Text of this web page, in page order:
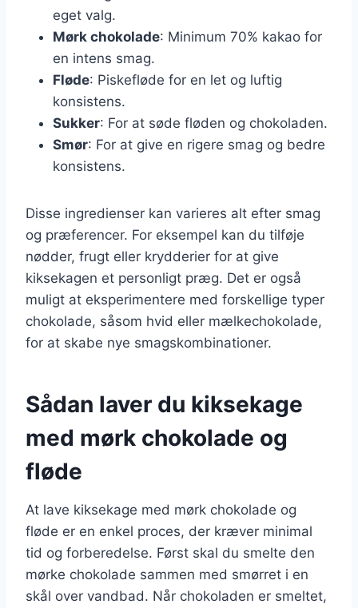
eget valg.
Mørk chokolade: Minimum 70% kakao for
en intens smag.
Fløde: Piskefløde for en let og luftig
konsistens.
Sukker: For at søde fløden og chokoladen.
Smør: For at give en rigere smag og bedre
konsistens.
Disse ingredienser kan varieres alt efter smag
og præferencer. For eksempel kan du tilføje
nødder, frugt eller krydderier for at give
kiksekagen et personligt præg. Det er også
muligt at eksperimentere med forskellige typer
chokolade, såsom hvid eller mælkechokolade,
for at skabe nye smagskombinationer.
Sådan laver du kiksekage
med mørk chokolade og
fløde
At lave kiksekage med mørk chokolade og
fløde er en enkel proces, der kræver minimal
tid og forberedelse. Først skal du smelte den
mørke chokolade sammen med smørret i en
skål over vandbad. Når chokoladen er smeltet,